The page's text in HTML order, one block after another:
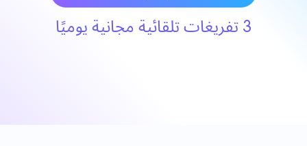
3 تفريغات تلقائية مجانية يوميًا